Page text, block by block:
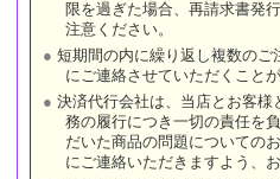
限を過ぎた場合、再請求書発
注意ください。
短期間の内に繰り返し複数のご
にご連絡させていただくことが
決済代行会社は、当店とお客
務の履行につき一切の責任を
だいた商品の問題についての
にご連絡いただきますよう、